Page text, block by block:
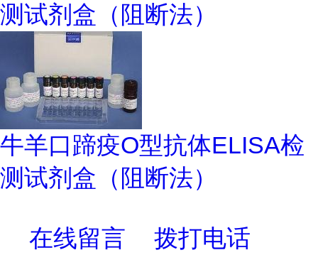
测试剂盒（阻断法）
牛羊口蹄疫O型抗体ELISA检
测试剂盒（阻断法）
在线留言 拨打电话